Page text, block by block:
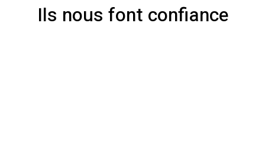
Ils nous font confiance